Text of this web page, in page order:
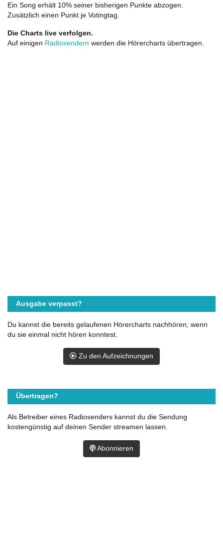
Ein Song erhält 10% seiner bisherigen Punkte abzogen.
Zusätzlich einen Punkt je Votingtag.
Die Charts live verfolgen.
Auf einigen Radiosendern werden die Hörercharts übertragen.
Ausgabe verpasst?
Du kannst die bereits gelaufenen Hörercharts nachhören, wenn
du sie einmal nicht hören konntest.
Zu den Aufzeichnungen
Übertragen?
Als Betreiber eines Radiosenders kannst du die Sendung
kostengünstig auf deinen Sender streamen lassen.
Abonnieren